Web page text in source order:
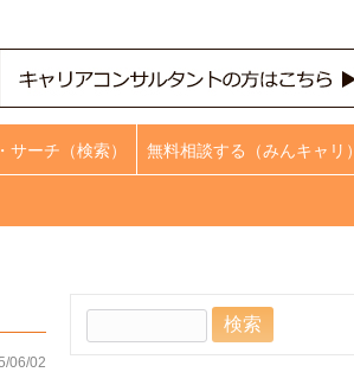
サーチ（検索） 無料相談する（みんキャリ）
06/02